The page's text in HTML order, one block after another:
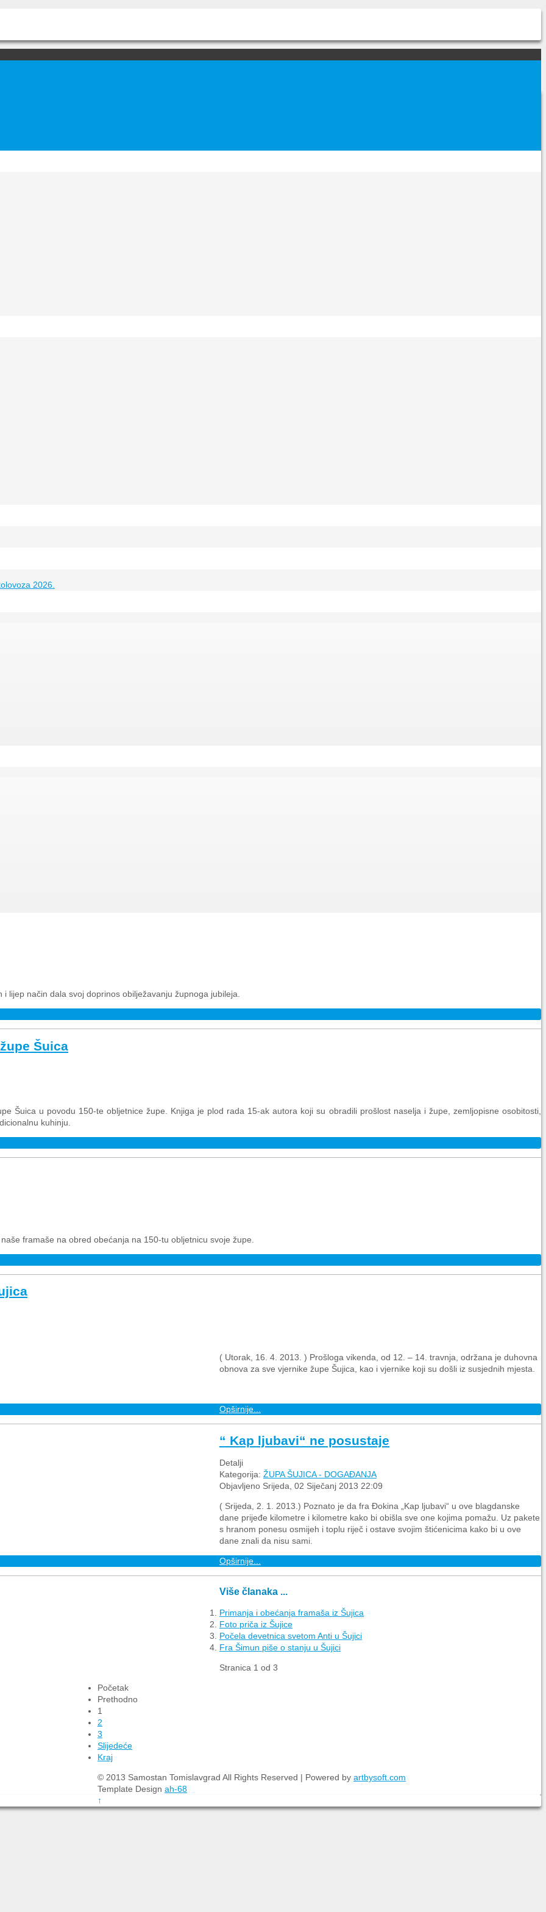
2026.
i lijep način dala svoj doprinos obilježavanju župnoga jubileja.
Šuica
Šuica u povodu 150-te obljetnice župe. Knjiga je plod rada 15-ak autora koji su obradili prošlost naselja i župe, zemljopisne osobitosti,
kuhinju.
framaše na obred obećanja na 150-tu obljetnicu svoje župe.
( Utorak, 16. 4. 2013. ) Prošloga vikenda, od 12. – 14. travnja, održana je duhovna
obnova za sve vjernike župe Šujica, kao i vjernike koji su došli iz susjednih mjesta.
Opširnije...
“ Kap ljubavi“ ne posustaje
Detalji
Kategorija: ŽUPA ŠUJICA - DOGAĐANJA
Objavljeno Srijeda, 02 Siječanj 2013 22:09
( Srijeda, 2. 1. 2013.) Poznato je da fra Đokina „Kap ljubavi“ u ove blagdanske
dane prijeđe kilometre i kilometre kako bi obišla sve one kojima pomažu. Uz pakete
s hranom ponesu osmijeh i toplu riječ i ostave svojim štićenicima kako bi u ove
dane znali da nisu sami.
Opširnije...
Više članaka ...
Primanja i obećanja framaša iz Šujica
Foto priča iz Šujice
Počela devetnica svetom Anti u Šujici
Fra Šimun piše o stanju u Šujici
Stranica 1 od 3
Početak
Prethodno
1
2
3
Slijedeće
Kraj
© 2013 Samostan Tomislavgrad All Rights Reserved | Powered by artbysoft.com
Template Design ah-68
↑